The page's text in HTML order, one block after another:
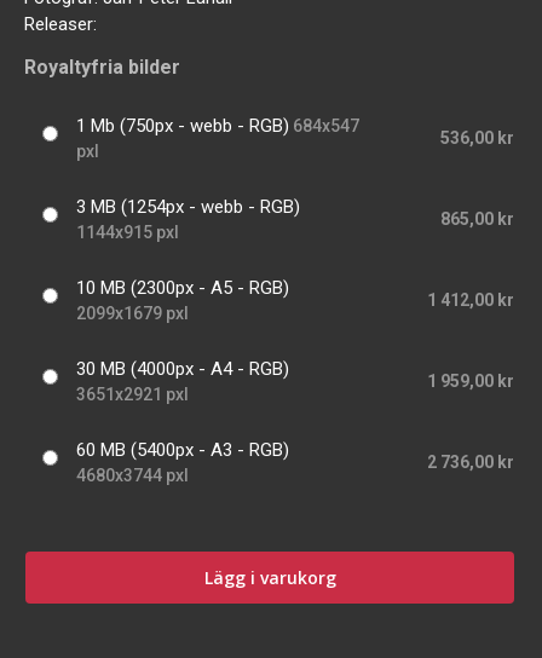
Releaser:
Royaltyfria bilder
1 Mb (750px - webb - RGB) 684x547
pxl
536,00 kr
3 MB (1254px - webb - RGB)
1144x915 pxl
865,00 kr
10 MB (2300px - A5 - RGB)
2099x1679 pxl
1 412,00 kr
30 MB (4000px - A4 - RGB)
3651x2921 pxl
1 959,00 kr
60 MB (5400px - A3 - RGB)
4680x3744 pxl
2 736,00 kr
Lägg i varukorg